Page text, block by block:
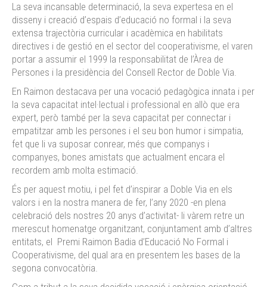
La seva incansable determinació, la seva expertesa en el
disseny i creació d’espais d’educació no formal i la seva
extensa trajectòria curricular i acadèmica en habilitats
directives i de gestió en el sector del cooperativisme, el varen
portar a assumir el 1999 la responsabilitat de l’Àrea de
Persones i la presidència del Consell Rector de Doble Via.
En Raimon destacava per una vocació pedagògica innata i per
la seva capacitat intel·lectual i professional en allò que era
expert, però també per la seva capacitat per connectar i
empatitzar amb les persones i el seu bon humor i simpatia,
fet que li va suposar conrear, més que companys i
companyes, bones amistats que actualment encara el
recordem amb molta estimació.
És per aquest motiu, i pel fet d’inspirar a Doble Via en els
valors i en la nostra manera de fer, l’any 2020 -en plena
celebració dels nostres 20 anys d’activitat- li vàrem retre un
merescut homenatge organitzant, conjuntament amb d’altres
entitats, el Premi Raimon Badia d’Educació No Formal i
Cooperativisme, del qual ara en presentem les bases de la
segona convocatòria.